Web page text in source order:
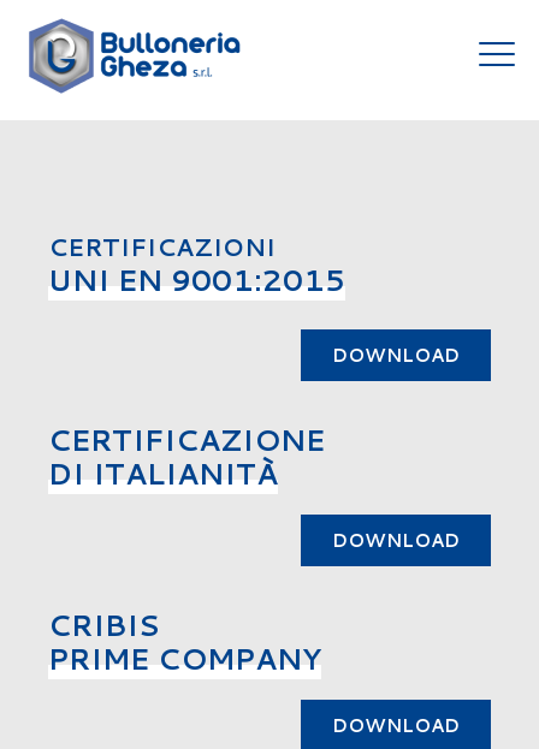
CERTIFICAZIONI
UNI EN 9001:2015
DOWNLOAD
CERTIFICAZIONE
DI ITALIANITÀ
DOWNLOAD
CRIBIS
PRIME COMPANY
DOWNLOAD